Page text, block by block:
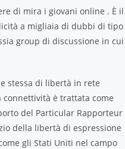
di mira i giovani online . È il
a migliaia di dubbi di tipo
group di discussione in cui
stessa di libertà in rete
è trattata come
del Particular Rapporteur
della libertà di espressione
gli Stati Uniti nel campo